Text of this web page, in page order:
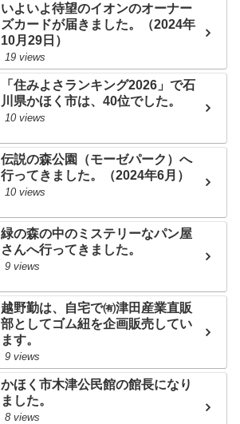
いよいよ待望のイオンのオーナー
ズカードが届きました。（2024年
10月29日）
19 views
「住みよさランキング2026」で石
川県かほく市は、40位でした。
10 views
伝説の森公園（モーゼパーク）へ
行ってきました。（2024年6月）
10 views
緑の森の中のミステリーなパン屋
さんへ行ってきました。
9 views
越野勤は、自宅で㈲津田産業直販
部としてゴム紐を企画販売してい
ます。
9 views
かほく市木津公民館の館長になり
ました。
8 views